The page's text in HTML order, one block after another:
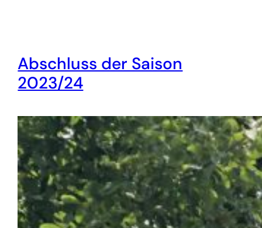
Abschluss der Saison
2023/24